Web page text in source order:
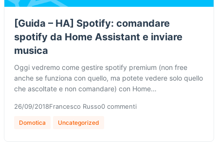
[Guida – HA] Spotify: comandare
spotify da Home Assistant e inviare
musica
Oggi vedremo come gestire spotify premium (non free
anche se funziona con quello, ma potete vedere solo quello
che ascoltate e non comandare) con Home…
26/09/2018Francesco Russo0 commenti
Domotica Uncategorized